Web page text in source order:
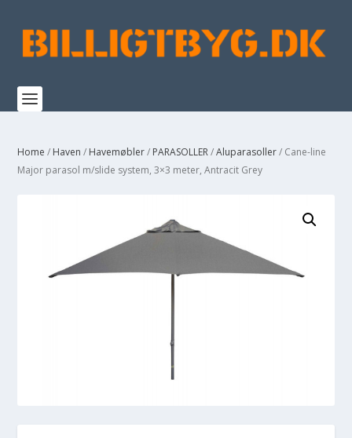
Home / Haven / Havemøbler/ PARASOLLER/Aluparasoller/ Cane-line
Major parasol m/slide system, 3×3 meter, Antracit Grey